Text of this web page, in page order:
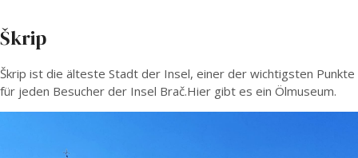
Škrip
Škrip ist die älteste Stadt der Insel, einer der wichtigsten Punkte
für jeden Besucher der Insel Brač.Hier gibt es ein Ölmuseum.